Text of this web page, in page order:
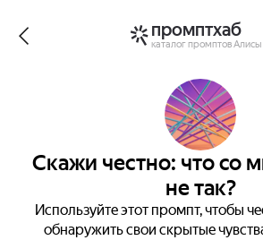
промптхаб
каталог промптов Алисы
Скажи честно: что со
не так?
Используйте этот промпт, чтобы
обнаружить свои скрытые